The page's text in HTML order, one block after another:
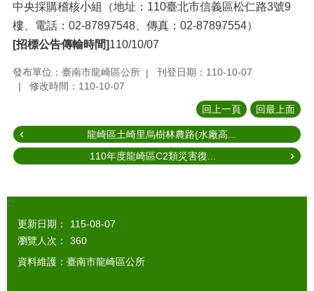
中央採購稽核小組（地址：110臺北市信義區松仁路3號9
樓、電話：02-87897548、傳真：02-87897554）
[招標公告傳輸時間]110/10/07
發布單位：臺南市龍崎區公所
刊登日期：110-10-07
修改時間：110-10-07
回上一頁 回最上面
龍崎區土崎里烏樹林農路(水廠高...
110年度龍崎區C2類災害復...
:::
更新日期：
115-08-07
瀏覽人次：
360
資料維護：臺南市龍崎區公所